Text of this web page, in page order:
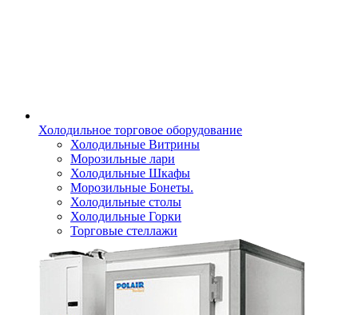
Холодильное торговое оборудование
Холодильные Витрины
Морозильные лари
Холодильные Шкафы
Морозильные Бонеты.
Холодильные столы
Холодильные Горки
Торговые стеллажи